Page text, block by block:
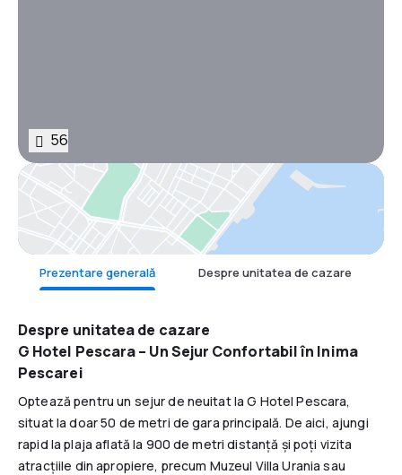
56
Hartă
Prezentare generală Despre unitatea de cazare
Despre unitatea de cazare
G Hotel Pescara – Un Sejur Confortabil în Inima
Pescarei
Optează pentru un sejur de neuitat la G Hotel Pescara,
situat la doar 50 de metri de gara principală. De aici, ajungi
rapid la plaja aflată la 900 de metri distanță și poți vizita
atracțiile din apropiere, precum Muzeul Villa Urania sau